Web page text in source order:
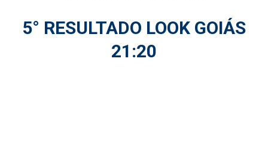
5° RESULTADO LOOK GOIÁS
21:20